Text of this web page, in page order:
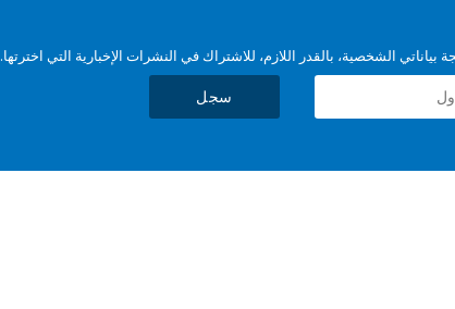
الشخصية، بالقدر اللازم، للاشتراك في النشرات الإخبارية التي اخترتها.
سجل